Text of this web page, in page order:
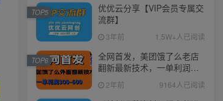
优优云分享【VIP会员专属交
流群】
3年前 1.5W+人已阅读
TOP5
全网首发，美团饿了么老店
翻新最新技术，一单利润
300-600
2年前 9164人已阅读
TOP6